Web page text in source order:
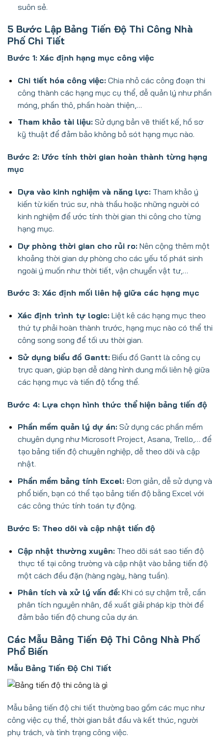
suôn sẻ.
5 Bước Lập Bảng Tiến Độ Thi Công Nhà
Phố Chi Tiết
Bước 1: Xác định hạng mục công việc
Chi tiết hóa công việc:Chia nhỏ các công đoạn thi
công thành các hạng mục cụ thể, dễ quản lý như phần
móng, phần thô, phần hoàn thiện,…
Tham khảo tài liệu:Sử dụng bản vẽ thiết kế, hồ sơ
kỹ thuật để đảm bảo không bỏ sót hạng mục nào.
Bước 2: Ước tính thời gian hoàn thành từng hạng
mục
Dựa vào kinh nghiệm và năng lực:Tham khảo ý
kiến từ kiến trúc sư, nhà thầu hoặc những người có
kinh nghiệm để ước tính thời gian thi công cho từng
hạng mục.
Dự phòng thời gian cho rủi ro:Nên cộng thêm một
khoảng thời gian dự phòng cho các yếu tố phát sinh
ngoài ý muốn như thời tiết, vận chuyển vật tư,…
Bước 3: Xác định mối liên hệ giữa các hạng mục
Xác định trình tự logic:Liệt kê các hạng mục theo
thứ tự phải hoàn thành trước, hạng mục nào có thể thi
công song song để tối ưu thời gian.
Sử dụng biểu đồ Gantt:Biểu đồ Gantt là công cụ
trực quan, giúp bạn dễ dàng hình dung mối liên hệ giữa
các hạng mục và tiến độ tổng thể.
Bước 4: Lựa chọn hình thức thể hiện bảng tiến độ
Phần mềm quản lý dự án:Sử dụng các phần mềm
chuyên dụng như Microsoft Project, Asana, Trello,… để
tạo bảng tiến độ chuyên nghiệp, dễ theo dõi và cập
nhật.
Phần mềm bảng tính Excel:Đơn giản, dễ sử dụng và
phổ biến, bạn có thể tạo bảng tiến độ bằng Excel với
các công thức tính toán tự động.
Bước 5: Theo dõi và cập nhật tiến độ
Cập nhật thường xuyên:Theo dõi sát sao tiến độ
thực tế tại công trường và cập nhật vào bảng tiến độ
một cách đều đặn (hàng ngày, hàng tuần).
Phân tích và xử lý vấn đề:Khi có sự chậm trễ, cần
phân tích nguyên nhân, đề xuất giải pháp kịp thời để
đảm bảo tiến độ chung của dự án.
Các Mẫu Bảng Tiến Độ Thi Công Nhà Phố
Phổ Biến
Mẫu Bảng Tiến Độ Chi Tiết
Mẫu bảng tiến độ chi tiết thường bao gồm các mục như
công việc cụ thể, thời gian bắt đầu và kết thúc, người
phụ trách, và tình trạng công việc.